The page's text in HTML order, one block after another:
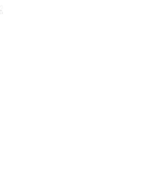
.